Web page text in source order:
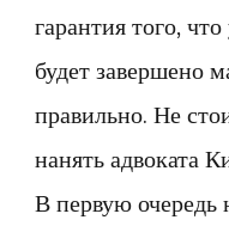
гарантия того,
будет завершено
правильно. Не
нанять адвоката
В первую очередь